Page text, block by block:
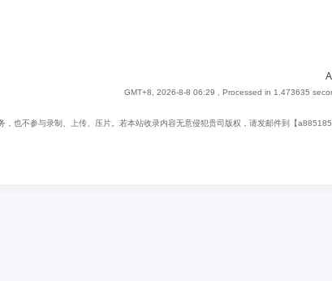
GMT+8, 2026-8-8 06:29 , Processed in 1.473635
也不参与录制、上传、压片。若本站收录内容无意侵犯贵司版权，请发邮件到【